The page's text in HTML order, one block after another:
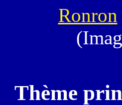
Ronron
Thème